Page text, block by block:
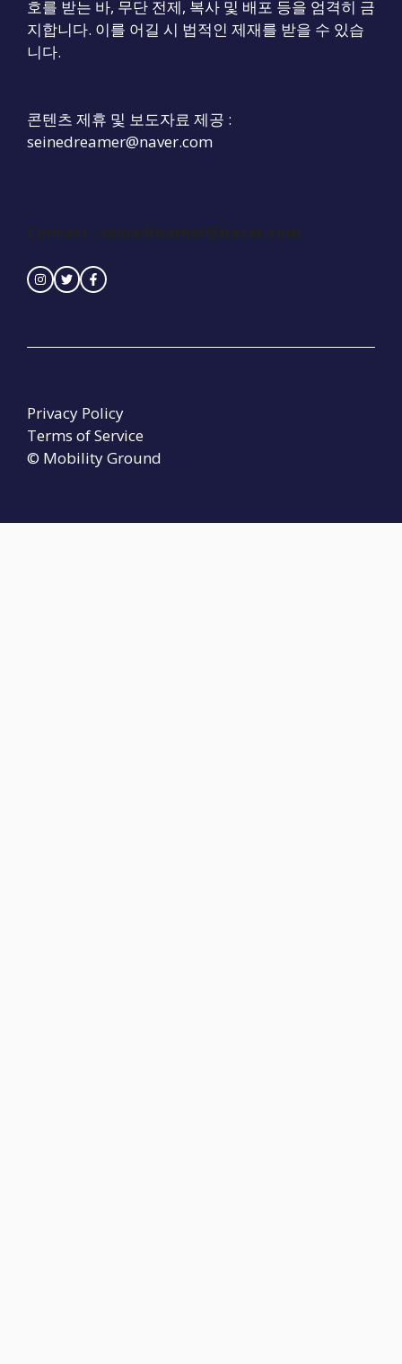
호를 받는 바, 무단 전제, 복사 및 배포 등을 엄격히 금
지합니다. 이를 어길 시 법적인 제재를 받을 수 있습
니다.
콘텐츠 제휴 및 보도자료 제공 :
seinedreamer@naver.com
Contact : seinedreamer@naver.com
© Mobility Ground
Privacy Policy
Terms of Service